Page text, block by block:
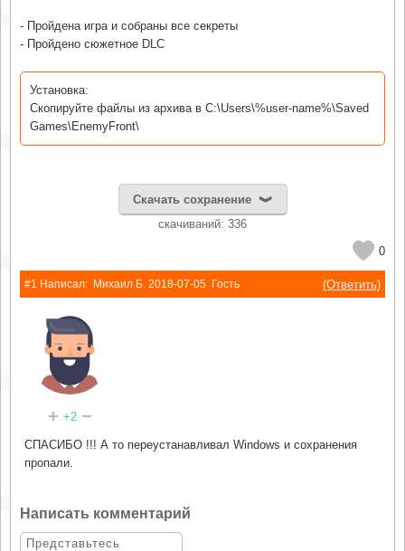
- Пройдена игра и собраны все секреты
- Пройдено сюжетное DLC
Установка:
Скопируйте файлы из архива в C:\Users\%user-name%\Saved
Games\EnemyFront\
Скачать сохранение
cкачиваний: 336
0
#1 Написал: Михаил Б. 2018-07-05 Гость (Ответить)
+ +2 −
СПАСИБО !!! А то переустанавливал Windows и сохранения
пропали.
Написать комментарий